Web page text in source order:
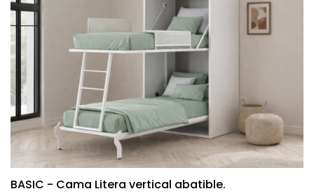
BASIC - Cama Litera vertical abatible.